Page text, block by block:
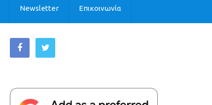
Newsletter Επικοινωνία